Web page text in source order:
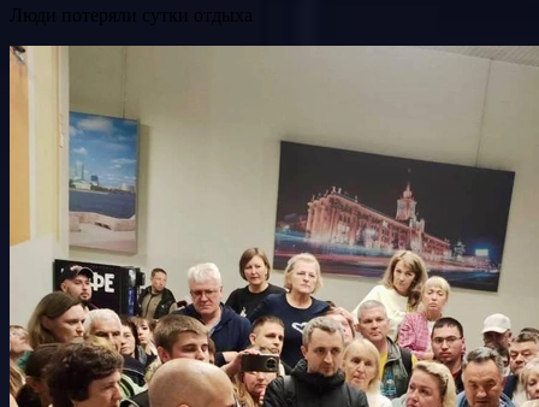
Люди потеряли сутки отдыха